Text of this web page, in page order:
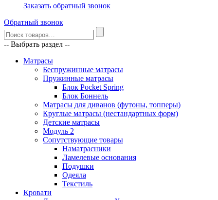
Заказать обратный звонок
Обратный звонок
-- Выбрать раздел --
Матрасы
Беспружинные матрасы
Пружинные матрасы
Блок Pocket Spring
Блок Боннель
Матрасы для диванов (футоны, топперы)
Круглые матрасы (нестандартных форм)
Детские матрасы
Модуль 2
Сопутствующие товары
Наматрасники
Ламелевые основания
Подушки
Одеяла
Текстиль
Кровати